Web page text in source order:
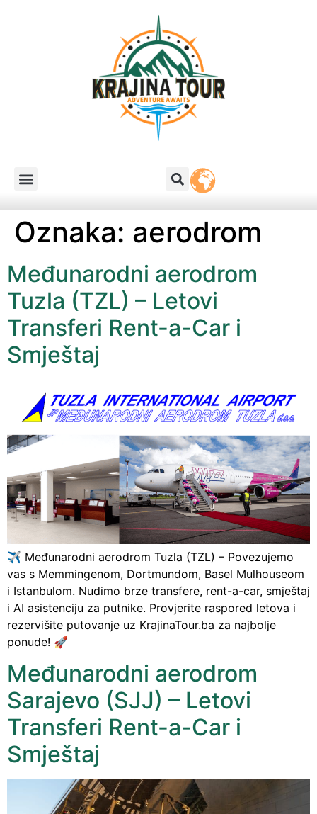
Oznaka: aerodrom
Međunarodni aerodrom
Tuzla (TZL) – Letovi
Transferi Rent-a-Car i
Smještaj
✈️ Međunarodni aerodrom Tuzla (TZL) – Povezujemo
vas s Memmingenom, Dortmundom, Basel Mulhouseom
i Istanbulom. Nudimo brze transfere, rent-a-car, smještaj
i AI asistenciju za putnike. Provjerite raspored letova i
rezervišite putovanje uz KrajinaTour.ba za najbolje
ponude! 🚀
Međunarodni aerodrom
Sarajevo (SJJ) – Letovi
Transferi Rent-a-Car i
Smještaj